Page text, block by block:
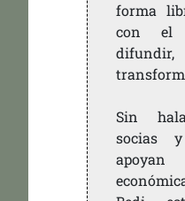
forma
con el
Sin
socias
apoyan